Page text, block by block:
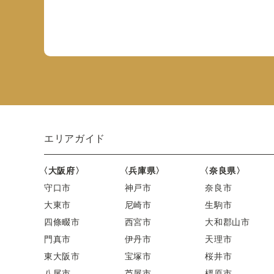
エリアガイド
〈大阪府〉
守口市
大東市
四條畷市
門真市
東大阪市
〈兵庫県〉
神戸市
尼崎市
西宮市
伊丹市
宝塚市
〈奈良県〉
奈良市
生駒市
大和郡山市
天理市
桜井市